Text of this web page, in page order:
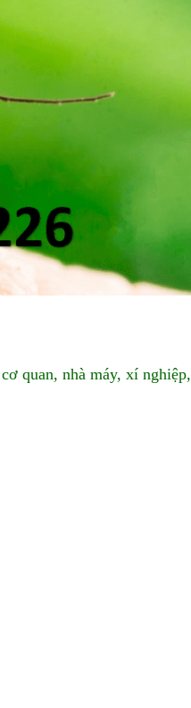
quan, nhà máy, xí nghiệp,